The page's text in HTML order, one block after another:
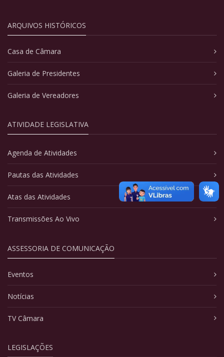
ARQUIVOS HISTÓRICOS
Casa de Câmara
Galeria de Presidentes
Galeria de Vereadores
ATIVIDADE LEGISLATIVA
Agenda de Atividades
Pautas das Atividades
Atas das Atividades
Transmissões Ao Vivo
ASSESSORIA DE COMUNICAÇÃO
Eventos
Notícias
TV Câmara
LEGISLAÇÕES